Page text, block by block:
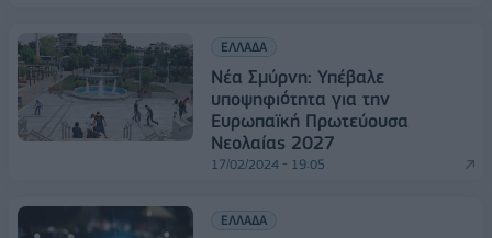
ΕΛΛΑΔΑ
Νέα Σμύρνη: Υπέβαλε
υποψηφιότητα για την
Ευρωπαϊκή Πρωτεύουσα
Νεολαίας 2027
17/02/2024 - 19:05
ΕΛΛΑΔΑ